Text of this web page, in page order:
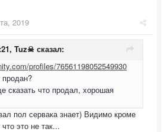
2019
Tuz☠ сказал:
profiles/76561198052549930
продан?
сказать что продал, хорошая
пол сервака знает) Видимо кроме
это не так...